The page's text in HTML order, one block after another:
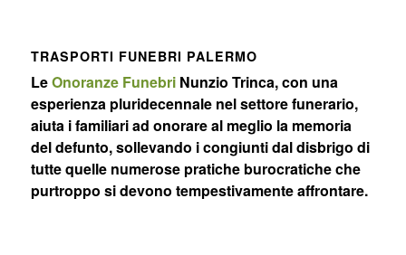
TRASPORTI FUNEBRI PALERMO
LeOnoranze FunebriNunzio Trinca, con una
esperienza pluridecennale nel settore funerario,
aiuta i familiari ad onorare al meglio la memoria
del defunto, sollevando i congiunti dal disbrigo di
tutte quelle numerose pratiche burocratiche che
purtroppo si devono tempestivamente affrontare.